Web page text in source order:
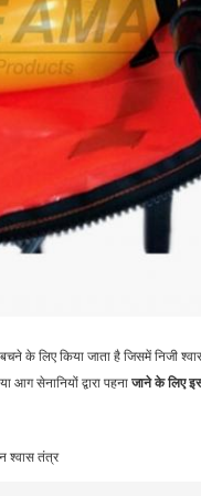
के लिए किया जाता है जिसमें निजी
सेनानियों द्वारा पहना जाने के लिए
श्वास तंत्र